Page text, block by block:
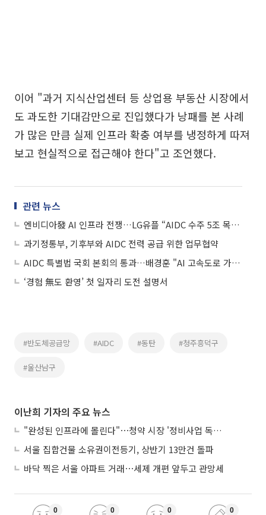
이어 "과거 지식산업센터 등 상업용 부동산 시장에서
도 과도한 기대감만으로 진입했다가 낭패를 본 사례
가 많은 만큼 실제 인프라 확충 여부를 냉정하게 따져
보고 현실적으로 접근해야 한다"고 조언했다.
관련 뉴스
엔비디아發 AI 인프라 전쟁…LG유플 “AIDC 수주 5조 목표”
과기정통부, 기후부와 AIDC 전력 공급 위한 업무협약
AIDC 특별법 국회 본회의 통과…배경훈 "AI 고속도로 가속화"
‘경험 無도 환영’ 첫 일자리 도전 설명서
#반도체공급망 #AIDC #동탄 #청주흥덕구
#울산남구
이난희 기자의 주요 뉴스
"완성된 인프라에 몰린다"⋯청약 시장 '정비사업 독주' 42배 격차
서울 집합건물 소유권이전등기, 상반기 13만건 돌파
바닥 찍은 서울 아파트 거래⋯세제 개편 앞두고 관망세
0 0 0 0